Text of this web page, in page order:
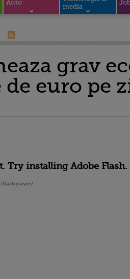
Auto
media
grav
euro pe
Try installing Adobe Flash.
flashplayer/